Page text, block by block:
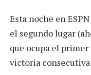
Esta noche en
el segundo lugar
que ocupa el
victoria